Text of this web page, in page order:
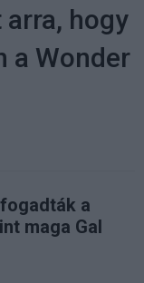
arra, hogy
a Wonder
a
maga Gal